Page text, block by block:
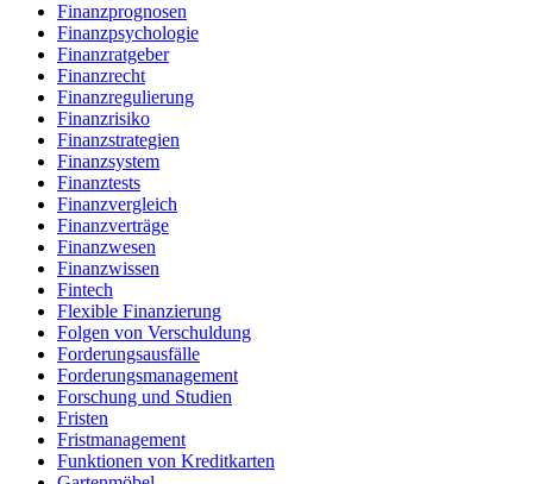
Finanzprognosen
Finanzpsychologie
Finanzratgeber
Finanzrecht
Finanzregulierung
Finanzrisiko
Finanzstrategien
Finanzsystem
Finanztests
Finanzvergleich
Finanzverträge
Finanzwesen
Finanzwissen
Fintech
Flexible Finanzierung
Folgen von Verschuldung
Forderungsausfälle
Forderungsmanagement
Forschung und Studien
Fristen
Fristmanagement
Funktionen von Kreditkarten